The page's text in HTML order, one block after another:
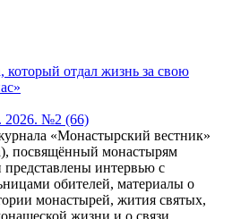
который отдал жизнь за свою
2026. №2 (66)
«Монастырский вестник»
посвящённый монастырям
представлены интервью с
обителей, материалы о
монастырей, жития святых,